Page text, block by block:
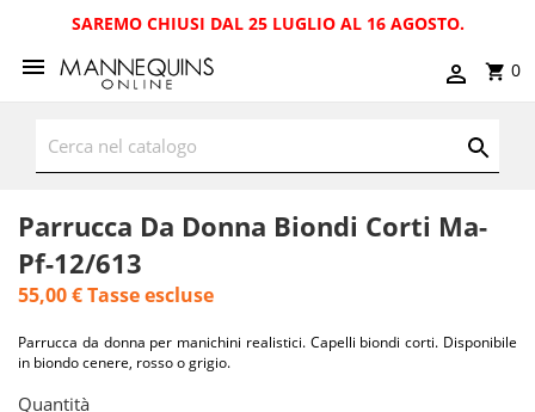
SAREMO CHIUSI DAL 25 LUGLIO AL 16 AGOSTO.
0
Parrucca Da Donna Biondi Corti Ma-
Pf-12/613
55,00 €Tasse escluse
Parrucca da donna per manichini realistici. Capelli biondi corti. Disponibile
in biondo cenere, rosso o grigio.
Quantità